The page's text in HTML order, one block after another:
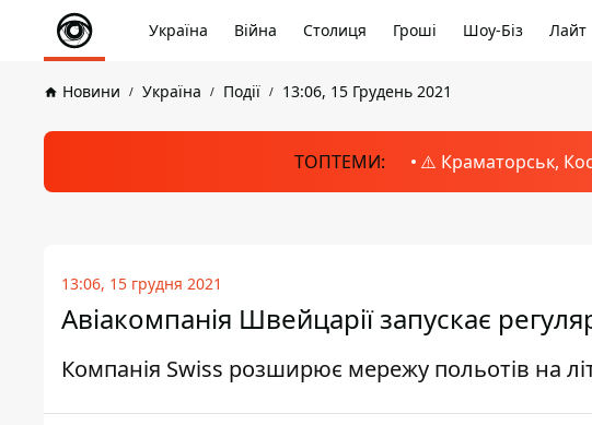
Україна Війна Столиця Гроші Шоу-Біз Лайт
Новини Україна Події 13:06, 15 Грудень 2021
ТОПТЕМИ: ⚠️ Краматорськ,
13:06, 15 грудня 2021
Авіакомпанія Швейцарії запускає
Компанія Swiss розширює мережу польотів на